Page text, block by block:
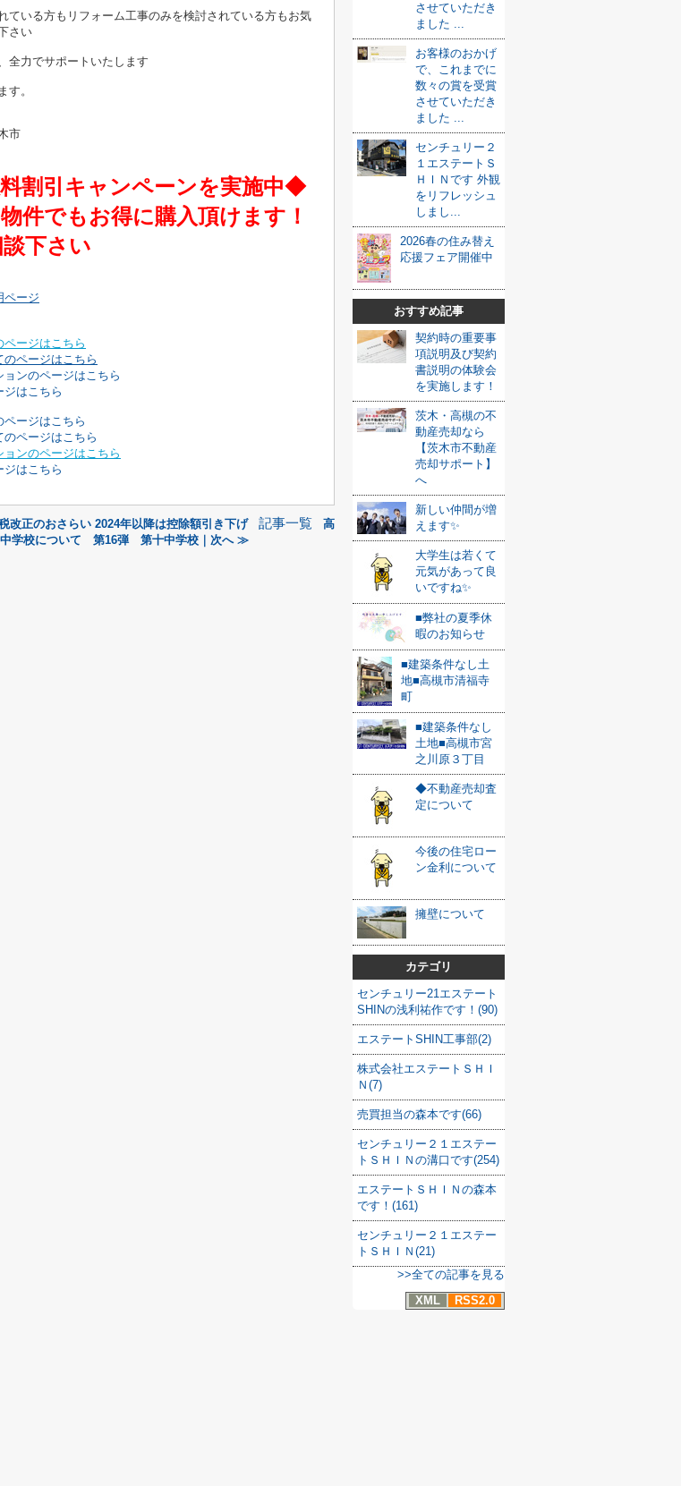
ている方もリフォーム工事のみを検討されている方もお気
さい
全力でサポートいたします
す。
市
割引キャンペーンを実施中◆
件でもお得に購入頂けます！
下さい
ページ
ージはこちら
ページはこちら
ンのページはこちら
はこちら
ージはこちら
ページはこちら
ンのページはこちら
はこちら
改正のおさらい 2024年以降は控除額引き下げ 記事一覧
高
学校について 第16弾 第十中学校｜次へ ≫
させていただき
ました ...
お客様のおかげ
で、これまでに
数々の賞を受賞
させていただき
ました ...
センチュリー２
１エステートＳ
ＨＩＮです 外観
をリフレッシュ
しまし...
2026春の住み替え
応援フェア開催中
おすすめ記事
契約時の重要事
項説明及び契約
書説明の体験会
を実施します！
茨木・高槻の不
動産売却なら
【茨木市不動産
売却サポート】
へ
新しい仲間が増
えます✨
大学生は若くて
元気があって良
いですね✨
■弊社の夏季休
暇のお知らせ
■建築条件なし土
地■高槻市清福寺
町
■建築条件なし
土地■高槻市宮
之川原３丁目
◆不動産売却査
定について
今後の住宅ロー
ン金利について
擁壁について
カテゴリ
センチュリー21エステート
SHINの浅利祐作です！(90)
エステートSHIN工事部(2)
株式会社エステートＳＨＩ
Ｎ(7)
売買担当の森本です(66)
センチュリー２１エステー
トＳＨＩＮの溝口です(254)
エステートＳＨＩＮの森本
です！(161)
センチュリー２１エステー
トＳＨＩＮ(21)
>>全ての記事を見る
XML
RSS2.0